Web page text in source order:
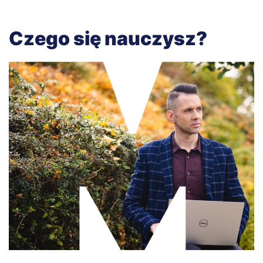
Czego się nauczysz?